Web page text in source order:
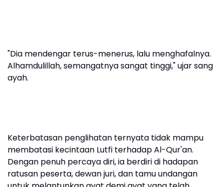
"Dia mendengar terus-menerus, lalu menghafalnya.
Alhamdulillah, semangatnya sangat tinggi," ujar sang
ayah.
Keterbatasan penglihatan ternyata tidak mampu
membatasi kecintaan Lutfi terhadap Al-Qur'an.
Dengan penuh percaya diri, ia berdiri di hadapan
ratusan peserta, dewan juri, dan tamu undangan